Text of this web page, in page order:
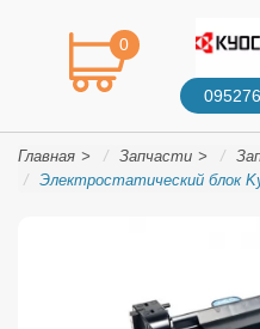
0
Главная Запчасти
Электростатический блок